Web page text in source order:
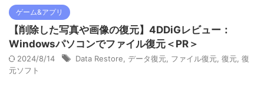
ゲーム&アプリ
【削除した写真や画像の復元】4DDiGレビュー：
Windowsパソコンでファイル復元＜PR＞
2024/8/14 Data Restore, データ復元, ファイル復元, 復元, 復
元ソフト